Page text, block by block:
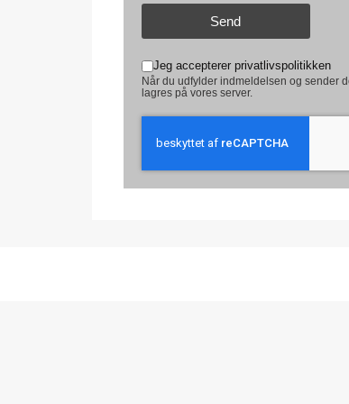
Send
Jeg accepterer privatlivspolitikken
Når du udfylder indmeldelsen og sender
lagres på vores server.